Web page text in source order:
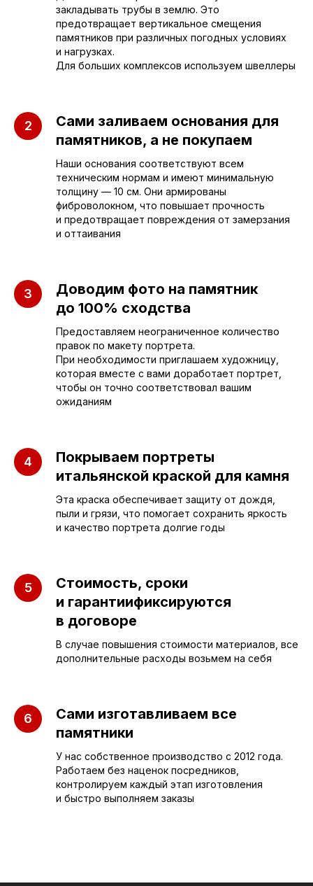
закладывать трубы в землю. Это
предотвращает вертикальное смещения
памятников при различных погодных условиях
и нагрузках.
Для больших комплексов используем швеллеры
Сами заливаем основания для
памятников, а не покупаем
Наши основания соответствуют всем
техническим нормам и имеют минимальную
толщину — 10 см. Они армированы
фиброволокном, что повышает прочность
и предотвращает повреждения от замерзания
и оттаивания
Доводим фото на памятник
до 100% сходства
Предоставляем неограниченное количество
правок по макету портрета.
При необходимости приглашаем художницу,
которая вместе с вами доработает портрет,
чтобы он точно соответствовал вашим
ожиданиям
Покрываем портреты
итальянской краской для камня
Эта краска обеспечивает защиту от дождя,
пыли и грязи, что помогает сохранить яркость
и качество портрета долгие годы
Стоимость, сроки
и гарантиификсируются
в договоре
В случае повышения стоимости материалов, все
дополнительные расходы возьмем на себя
Сами изготавливаем все
памятники
У нас собственное производство с 2012 года.
Работаем без наценок посредников,
контролируем каждый этап изготовления
и быстро выполняем заказы
Приезжайте к нам
в офис
sleza-v-kamne64@yandex.ru
+7 (962) 629-39-39
Отдел продаж
г. Саратов, улица имени Е.И.
Пугачёва, 156
Бюджетные
г. Энгельс, Весёлая ул., 114
Комплексы
ИНФОРМАЦИЯ
О компании
Доставка и
установка
Руководитель мастерской